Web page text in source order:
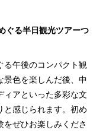
ぐる半日観光ツアーつ
る午後のコンパクト観
景色を楽しんだ後、中
ィアといった多彩な文
と感じられます。初め
ぜひお楽しみくださ